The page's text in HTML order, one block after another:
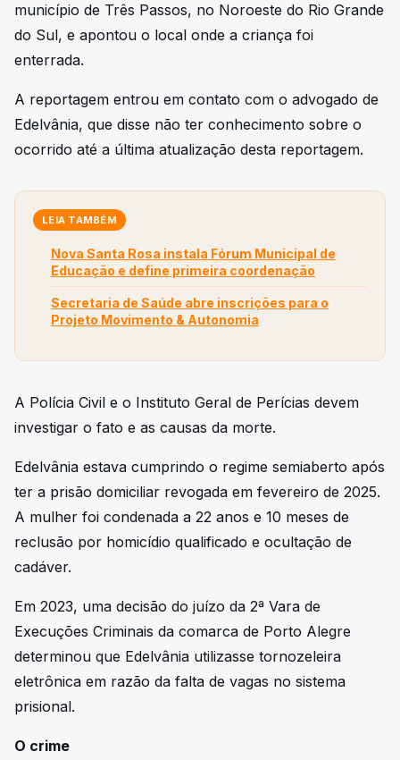
município de Três Passos, no Noroeste do Rio Grande
do Sul, e apontou o local onde a criança foi
enterrada.
A reportagem entrou em contato com o advogado de
Edelvânia, que disse não ter conhecimento sobre o
ocorrido até a última atualização desta reportagem.
LEIA TAMBÉM
Nova Santa Rosa instala Fórum Municipal de
Educação e define primeira coordenação
Secretaria de Saúde abre inscrições para o
Projeto Movimento & Autonomia
A Polícia Civil e o Instituto Geral de Perícias devem
investigar o fato e as causas da morte.
Edelvânia estava cumprindo o regime semiaberto após
ter a prisão domiciliar revogada em fevereiro de 2025.
A mulher foi condenada a 22 anos e 10 meses de
reclusão por homicídio qualificado e ocultação de
cadáver.
Em 2023, uma decisão do juízo da 2ª Vara de
Execuções Criminais da comarca de Porto Alegre
determinou que Edelvânia utilizasse tornozeleira
eletrônica em razão da falta de vagas no sistema
prisional.
O crime